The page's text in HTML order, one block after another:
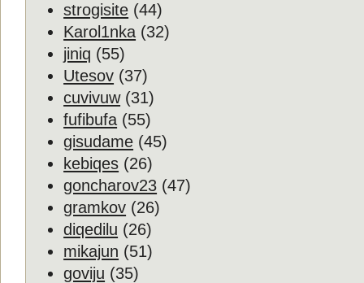
strogisite (44)
Karol1nka (32)
jiniq (55)
Utesov (37)
cuvivuw(31)
fufibufa (55)
gisudame (45)
kebiqes (26)
goncharov23 (47)
gramkov (26)
diqedilu (26)
mikajun (51)
goviju (35)